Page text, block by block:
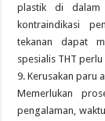
plastik di dalam
kontraindikasi
tekanan dapat
spesialis THT
9. Kerusakan paru
Memerlukan
pengalaman,